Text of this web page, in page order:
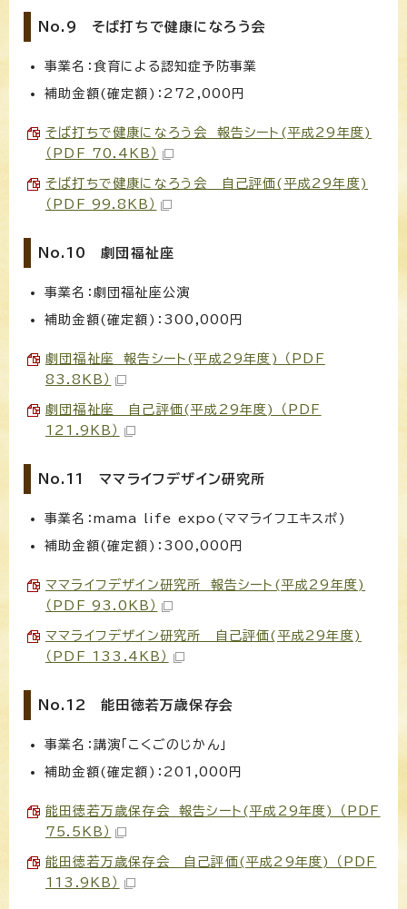
No.9 そば打ちで健康になろう会
事業名：食育による認知症予防事業
補助金額(確定額)：272,000円
そば打ちで健康になろう会 報告シート(平成29年度)
（PDF 70.4KB）
そば打ちで健康になろう会 自己評価(平成29年度)
（PDF 99.8KB）
No.10 劇団福祉座
事業名：劇団福祉座公演
補助金額(確定額)：300,000円
劇団福祉座 報告シート(平成29年度) （PDF
83.8KB）
劇団福祉座 自己評価(平成29年度) （PDF
121.9KB）
No.11 ママライフデザイン研究所
事業名：mama life expo(ママライフエキスポ)
補助金額(確定額)：300,000円
ママライフデザイン研究所 報告シート(平成29年度)
（PDF 93.0KB）
ママライフデザイン研究所 自己評価(平成29年度)
（PDF 133.4KB）
No.12 能田徳若万歳保存会
事業名：講演「こくごのじかん」
補助金額(確定額)：201,000円
能田徳若万歳保存会 報告シート(平成29年度) （PDF
75.5KB）
能田徳若万歳保存会 自己評価(平成29年度) （PDF
113.9KB）